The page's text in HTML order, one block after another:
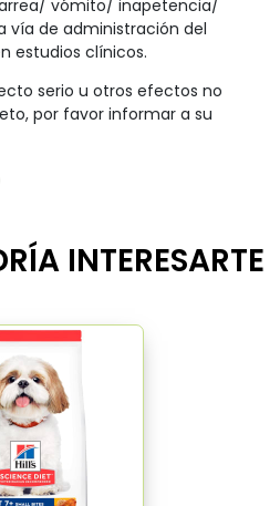
vómito/ inapetencia/
vía de administración del
estudios clínicos.
serio u otros efectos no
por favor informar a su
INTERESARTE